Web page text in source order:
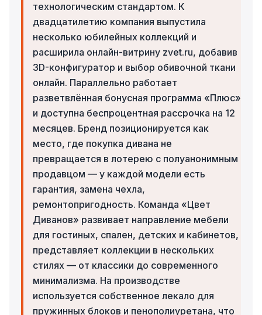
технологическим стандартом. К
двадцатилетию компания выпустила
несколько юбилейных коллекций и
расширила онлайн-витрину zvet.ru, добавив
3D-конфигуратор и выбор обивочной ткани
онлайн. Параллельно работает
разветвлённая бонусная программа «Плюс»
и доступна беспроцентная рассрочка на 12
месяцев. Бренд позиционируется как
место, где покупка дивана не
превращается в лотерею с полуанонимным
продавцом — у каждой модели есть
гарантия, замена чехла,
ремонтопригодность. Команда «Цвет
Диванов» развивает направление мебели
для гостиных, спален, детских и кабинетов,
представляет коллекции в нескольких
стилях — от классики до современного
минимализма. На производстве
используется собственное лекало для
пружинных блоков и пенополиуретана, что